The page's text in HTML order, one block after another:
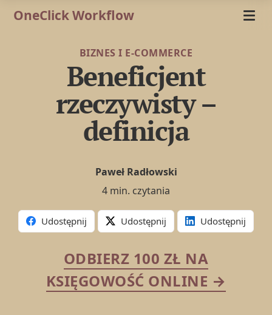
OneClick Workflow
BIZNES I E-COMMERCE
Beneficjent
rzeczywisty –
definicja
Paweł Radłowski
4 min. czytania
Udostępnij Udostępnij Udostępnij
ODBIERZ 100 ZŁ NA
KSIĘGOWOŚĆ ONLINE →